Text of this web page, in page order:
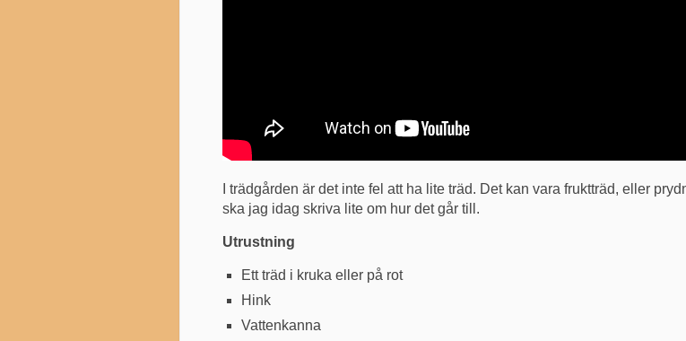
I trädgården är det inte fel att ha lite träd. Det kan vara fruktträd, eller
ska jag idag skriva lite om hur det går till.
Utrustning
Ett träd i kruka eller på rot
Hink
Vattenkanna